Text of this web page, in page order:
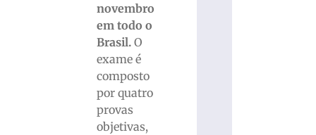
novembro
em todo o
Brasil. O
exame é
composto
por quatro
provas
objetivas,